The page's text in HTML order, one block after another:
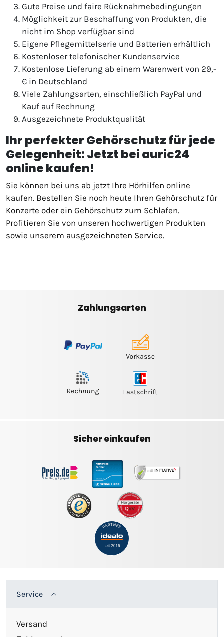
Gute Preise und faire Rücknahmebedingungen
Möglichkeit zur Beschaffung von Produkten, die
nicht im Shop verfügbar sind
Eigene Pflegemittelserie und Batterien erhältlich
Kostenloser telefonischer Kundenservice
Kostenlose Lieferung ab einem Warenwert von 29,-
€ in Deutschland
Viele Zahlungsarten, einschließlich PayPal und
Kauf auf Rechnung
Ausgezeichnete Produktqualität
Ihr perfekter Gehörschutz für jede
Gelegenheit: Jetzt bei auric24
online kaufen!
Sie können bei uns ab jetzt Ihre Hörhilfen online
kaufen. Bestellen Sie noch heute Ihren Gehörschutz für
Konzerte oder ein Gehörschutz zum Schlafen.
Profitieren Sie von unseren hochwertigen Produkten
sowie unserem ausgezeichneten Service.
Zahlungsarten
Sicher einkaufen
Service
Versand